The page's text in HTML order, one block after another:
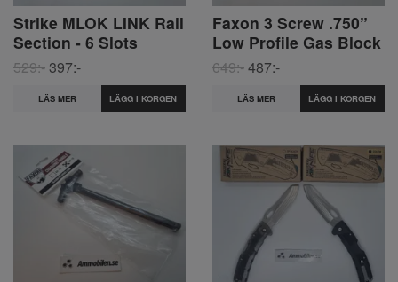
Strike MLOK LINK Rail
Section - 6 Slots
529:- 397:-
LÄS MER
Faxon 3 Screw .750”
Low Profile Gas Block
649:-487:-
LÄS MER